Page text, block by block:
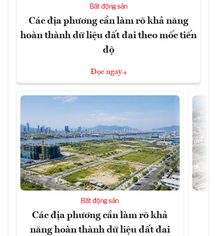
Bất động sản
Các địa phương cần làm rõ khả năng
hoàn thành dữ liệu đất đai theo mốc tiến
độ
Đọc ngay
Bất động sản
Các địa phương cần làm rõ khả
năng hoàn thành dữ liệu đất đai